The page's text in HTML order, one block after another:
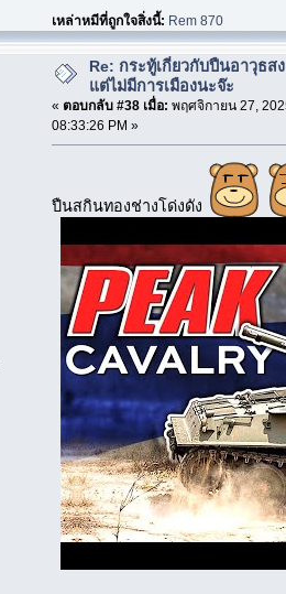
เหล่าหมีที่ถูกใจสิ่งนี้: Rem 870
Re: กระทู้เกี่ยวกับปืนอาวุธส
แต่ไม่มีการเมืองนะจ๊ะ
« ตอบกลับ #38 เมื่อ: พฤศจิกายน 27,
08:33:26 PM »
ปืนสกินทองช่างโด่งดัง